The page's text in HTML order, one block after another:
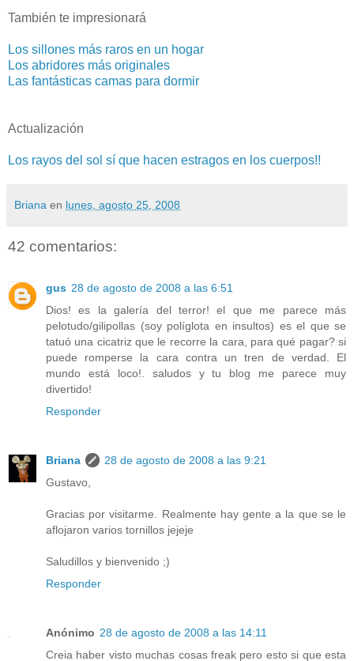
También te impresionará
Los sillones más raros en un hogar
Los abridores más originales
Las fantásticas camas para dormir
Actualización
Los rayos del sol sí que hacen estragos en los cuerpos!!
Briana en lunes, agosto 25, 2008
42 comentarios:
gus 28 de agosto de 2008 a las 6:51
Dios! es la galería del terror! el que me parece más
pelotudo/gilipollas (soy políglota en insultos) es el que se
tatuó una cicatriz que le recorre la cara, para qué pagar? si
puede romperse la cara contra un tren de verdad. El
mundo está loco!. saludos y tu blog me parece muy
divertido!
Responder
Briana
28 de agosto de 2008 a las 9:21
Gustavo,
Gracias por visitarme. Realmente hay gente a la que se le
aflojaron varios tornillos jejeje
Saludillos y bienvenido ;)
Responder
Anónimo 28 de agosto de 2008 a las 14:11
Creia haber visto muchas cosas freak pero esto si que esta